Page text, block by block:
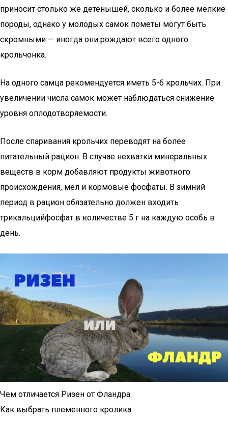
приносит столько же детенышей, сколько и более мелкие
породы, однако у молодых самок пометы могут быть
скромными — иногда они рождают всего одного
крольчонка.
На одного самца рекомендуется иметь 5-6 крольчих. При
увеличении числа самок может наблюдаться снижение
уровня оплодотворяемости.
После спаривания крольчих переводят на более
питательный рацион. В случае нехватки минеральных
веществ в корм добавляют продукты животного
происхождения, мел и кормовые фосфаты. В зимний
период в рацион обязательно должен входить
трикальцийфосфат в количестве 5 г на каждую особь в
день.
Чем отличается Ризен от Фландра
Как выбрать племенного кролика